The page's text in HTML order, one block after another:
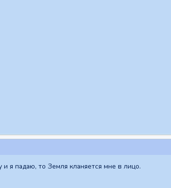
я падаю, то Земля кланяется мне в лицо.